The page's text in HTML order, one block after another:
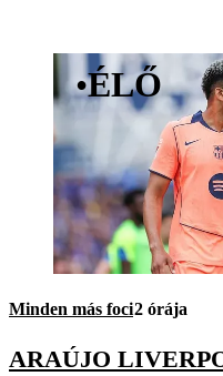
•ÉLŐ
Minden más foci2 órája
ARAÚJO